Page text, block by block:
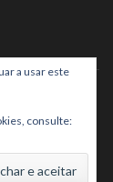
E AMIGOS
School Zone |
a usar este
consulte: